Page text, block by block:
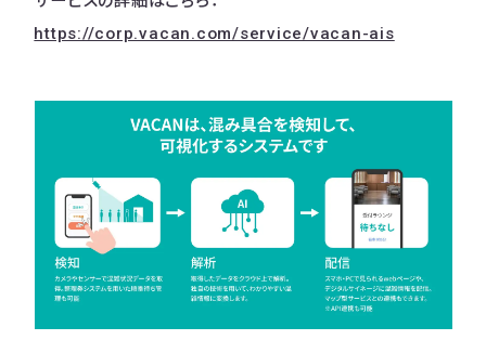
https://corp.vacan.com/service/vacan-ais